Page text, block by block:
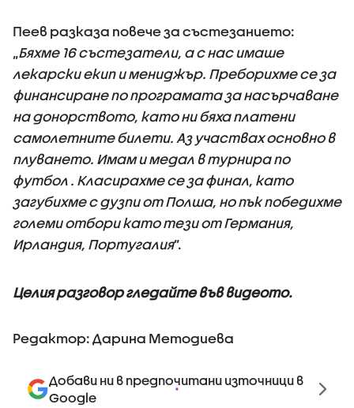
Пеев разказа повече за състезанието:
„Бяхме 16 състезатели, а с нас имаше
лекарски екип и мениджър. Преборихме се за
финансиране по програмата за насърчаване
на донорството, като ни бяха платени
самолетните билети. Аз участвах основно в
плуването. Имам и медал в турнира по
футбол . Класирахме се за финал, като
загубихме с дузпи от Полша, но пък победихме
големи отбори като тези от Германия,
Ирландия, Португалия”.
Целия разговор гледайте във видеото.
Редактор: Дарина Методиева
Добави ни в предпочитани източници в
Google